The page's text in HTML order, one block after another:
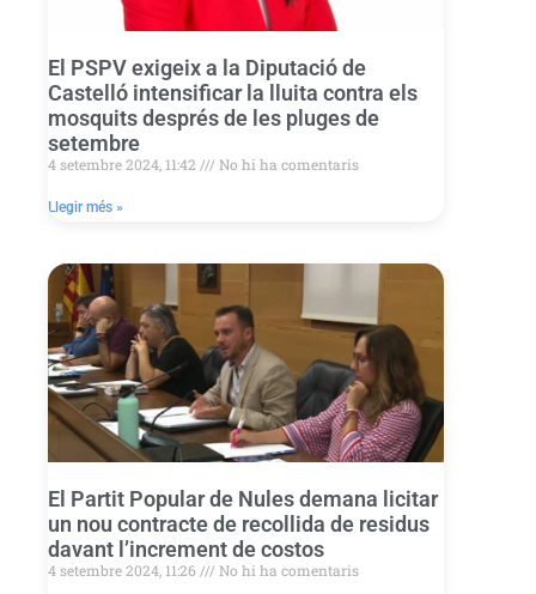
El PSPV exigeix a la Diputació de
Castelló intensificar la lluita contra els
mosquits després de les pluges de
setembre
4 setembre 2024, 11:42 No hi ha comentaris
Llegir més »
El Partit Popular de Nules demana licitar
un nou contracte de recollida de residus
davant l’increment de costos
4 setembre 2024, 11:26 No hi ha comentaris